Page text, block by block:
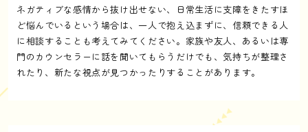
ネガティブな感情から抜け出せない、日常生活に支障をきたすほ
ど悩んでいるという場合は、一人で抱え込まずに、信頼できる人
に相談することも考えてみてください。家族や友人、あるいは専
門のカウンセラーに話を聞いてもらうだけでも、気持ちが整理さ
れたり、新たな視点が見つかったりすることがあります。